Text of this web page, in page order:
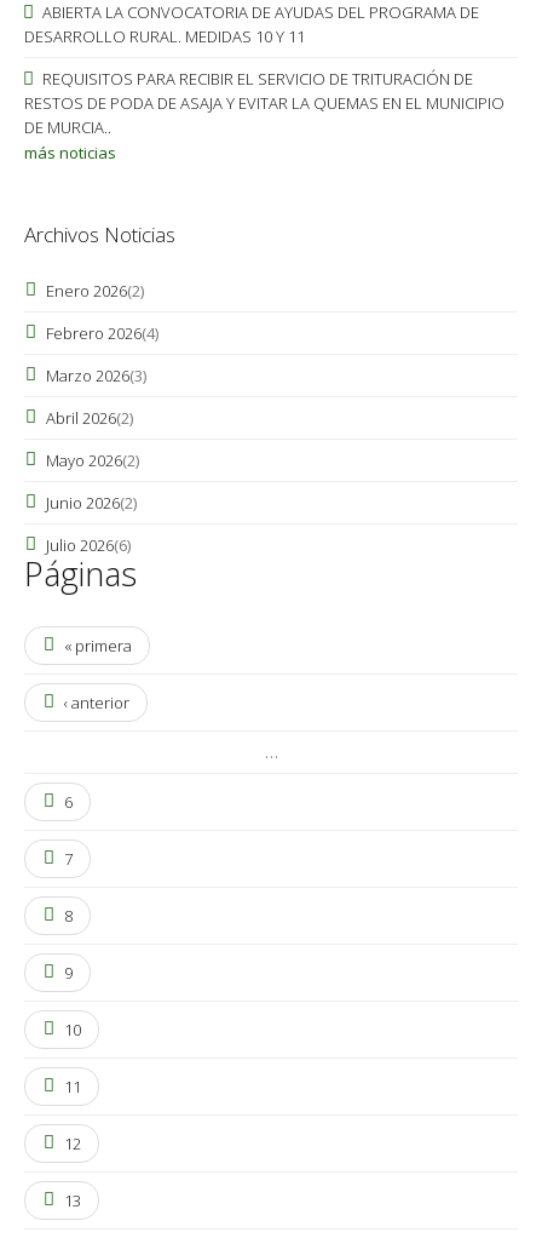
ABIERTA LA CONVOCATORIA DE AYUDAS DEL PROGRAMA DE
DESARROLLO RURAL. MEDIDAS 10 Y 11
REQUISITOS PARA RECIBIR EL SERVICIO DE TRITURACIÓN DE
RESTOS DE PODA DE ASAJA Y EVITAR LA QUEMAS EN EL MUNICIPIO
DE MURCIA..
más noticias
Archivos Noticias
Enero 2026(2)
Febrero 2026(4)
Marzo 2026(3)
Abril 2026(2)
Mayo 2026(2)
Junio 2026(2)
Julio 2026(6)
Páginas
« primera
‹ anterior
…
6
7
8
9
10
11
12
13